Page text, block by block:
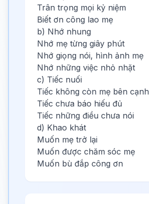
Trân trọng mọi kỷ niệm
Biết ơn công lao mẹ
b) Nhớ nhung
Nhớ mẹ từng giây phút
Nhớ giọng nói, hình ảnh mẹ
Nhớ những việc nhỏ nhặt
c) Tiếc nuối
Tiếc không còn mẹ bên cạnh
Tiếc chưa báo hiếu đủ
Tiếc những điều chưa nói
d) Khao khát
Muốn mẹ trở lại
Muốn được chăm sóc mẹ
Muốn bù đắp công ơn